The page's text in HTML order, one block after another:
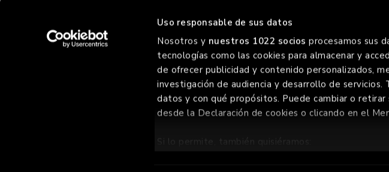
Uso responsable de sus datos
Nosotros y nuestros 1022 socios procesamos sus
tecnologías como las cookies para almacenar y
de ofrecer publicidad y contenido personalizados,
investigación de audiencia y desarrollo de servicios.
datos y con qué propósitos. Puede cambiar o
desde la Declaración de cookies o clicando en el
Si lo permite, también quisiéramos: